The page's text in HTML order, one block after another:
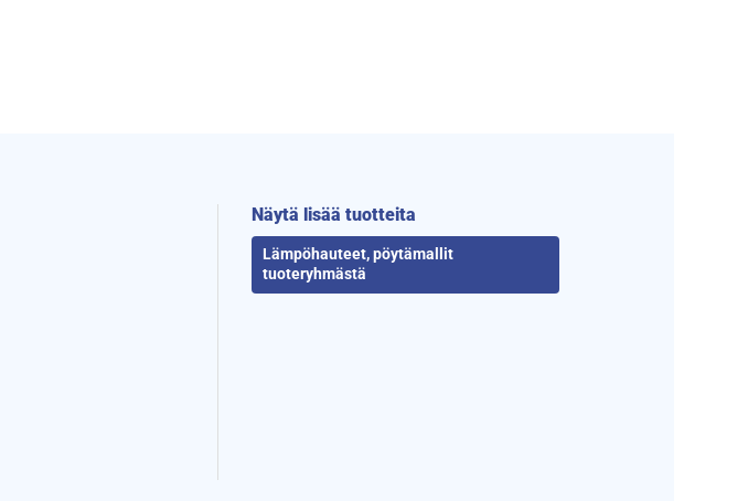
Näytä lisää tuotteita
Lämpöhauteet, pöytämallit
tuoteryhmästä